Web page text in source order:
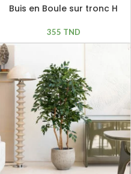
Buis en Boule sur tronc H
355 TND